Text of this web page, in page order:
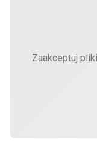
Zaakceptuj